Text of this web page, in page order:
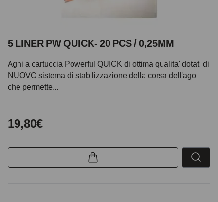
5 LINER PW QUICK- 20 PCS / 0,25MM
Aghi a cartuccia Powerful QUICK di ottima qualita' dotati di
NUOVO sistema di stabilizzazione della corsa dell'ago
che permette...
19,80€